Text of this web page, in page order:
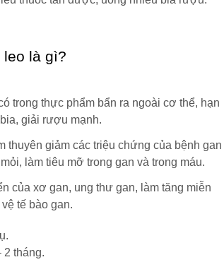
leo là gì?
trong thực phẩm bẩn ra ngoài cơ thể, hạn
giải rượu mạnh.
thuyên giảm các triệu chứng của bệnh gan
làm tiêu mỡ trong gan và trong máu.
của xơ gan, ung thư gan, làm tăng miễn
tế bào gan.
2 tháng.